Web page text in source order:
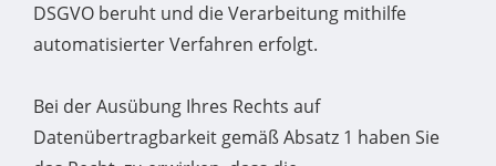
DSGVO beruht und die Verarbeitung mithilfe
automatisierter Verfahren erfolgt.
Bei der Ausübung Ihres Rechts auf
Datenübertragbarkeit gemäß Absatz 1 haben Sie